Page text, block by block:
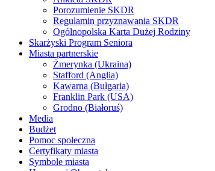
Porozumienie SKDR
Regulamin przyznawania SKDR
Ogólnopolska Karta Dużej Rodziny
Skarżyski Program Seniora
Miasta partnerskie
Żmerynka (Ukraina)
Stafford (Anglia)
Kawarna (Bułgaria)
Franklin Park (USA)
Grodno (Białoruś)
Media
Budżet
Pomoc społeczna
Certyfikaty miasta
Symbole miasta